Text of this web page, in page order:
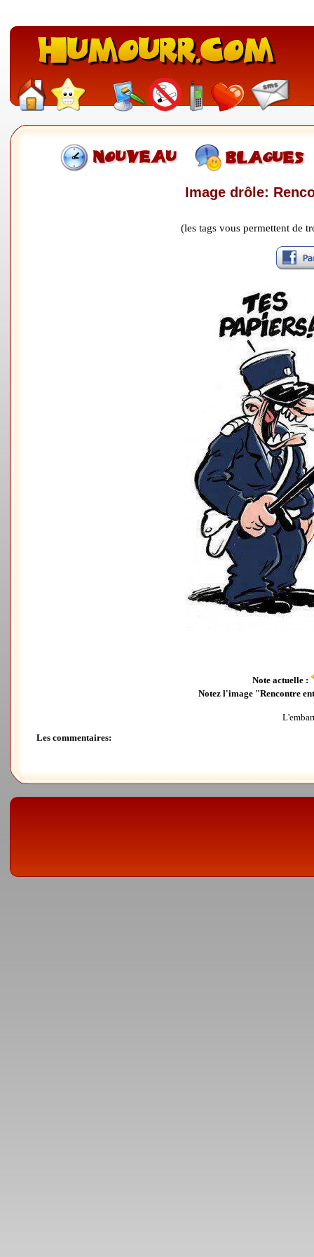
Image drôle:
(les tags vous permettent de
Note actuelle :
Notez l'image "Rencontre
Les commentaires: